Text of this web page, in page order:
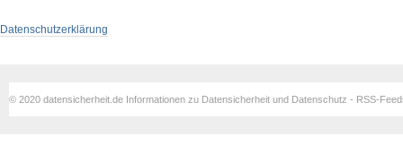
Datenschutzerklärung
© 2020 datensicherheit.de Informationen zu Datensicherheit und Datenschutz - RSS-